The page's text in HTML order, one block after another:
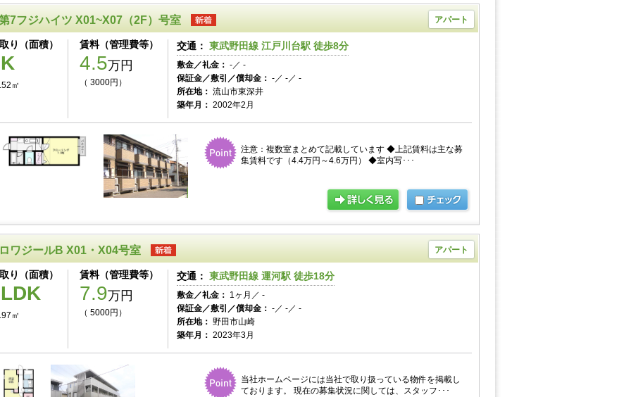
7フジハイツ X01~X07（2F）号室 アパート
り（面積）
㎡
賃料（管理費等）
4.5万円
（ 3000円）
交通： 東武野田線 江戸川台駅 徒歩8分
敷金／礼金： -／ -
保証金／敷引／償却金： -／ -／ -
所在地： 流山市東深井
築年月： 2002年2月
注意：複数室まとめて記載しています ◆上記賃料は主な募
集賃料です（4.4万円～4.6万円） ◆室内写･･･
ワジールB X01・X04号室 アパート
り（面積）
㎡
賃料（管理費等）
7.9万円
（ 5000円）
交通： 東武野田線 運河駅 徒歩18分
敷金／礼金： 1ヶ月／ -
保証金／敷引／償却金： -／ -／ -
所在地： 野田市山崎
築年月： 2023年3月
当社ホームページには当社で取り扱っている物件を掲載し
ております。 現在の募集状況に関しては、スタッフ･･･